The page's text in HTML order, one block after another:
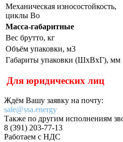
Механическая износостойкость,
циклы Во
Масса-габаритные
Вес брутто, кг
Объём упаковки, м3
Габариты упаковки (ШхВхГ), мм
Для юридических лиц
Ждём Вашу заявку на почту:
sale@ssa.energy
Также по другим исполнениям
8 (391) 203-77-13
Работаем с НДС